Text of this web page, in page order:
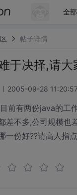
全部
帖子详情
于决择,请大
2005-09-28 11:20:57
前有两份java的工
差不多,公司规模也
一份好??请高人指